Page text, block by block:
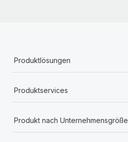
Produktlösungen
Produktservices
Produkt nach Unternehmensgröße